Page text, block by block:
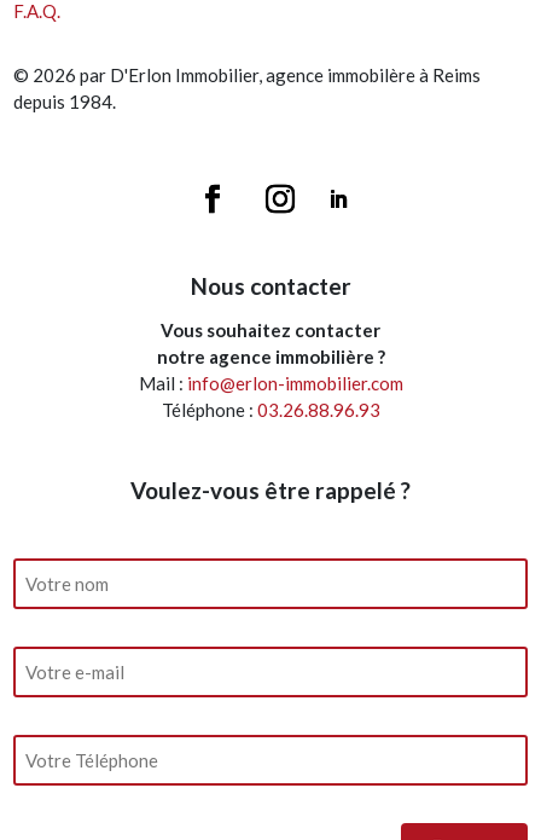
F.A.Q.
© 2026 par D'Erlon Immobilier, agence immobilère à Reims
depuis 1984.
Nous contacter
Vous souhaitez contacter
notre agence immobilière ?
Mail : info@erlon-immobilier.com
Téléphone : 03.26.88.96.93
Voulez-vous être rappelé ?